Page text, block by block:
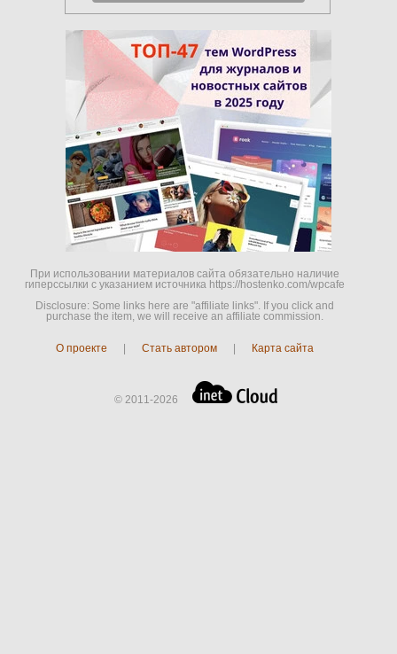
При использовании материалов сайта обязательно наличие
гиперссылки c указанием источника https://hostenko.com/wpcafe
Disclosure: Some links here are "affiliate links". If you click and
purchase the item, we will receive an affiliate commission.
О проекте Стать автором Карта сайта
© 2011-2026